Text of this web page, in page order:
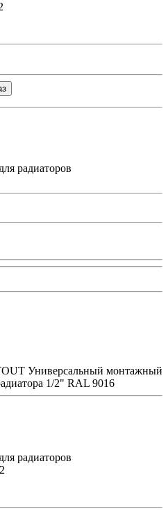
радиаторов
Универсальный монтажный
1/2" RAL 9016
радиаторов